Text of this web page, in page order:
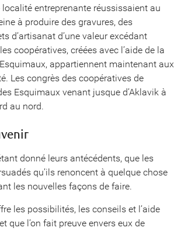
entreprenante réussissaient au
à produire des gravures, des
d’artisanat d’une valeur excédant
coopératives, créées avec l’aide de la
appartiennent maintenant aux
Les congrès des coopératives de
Esquimaux venant jusque d’Aklavik à
au nord.
donné leurs antécédents, que les
qu’ils renoncent à quelque chose
les nouvelles façons de faire.
les possibilités, les conseils et l’aide
que l’on fait preuve envers eux de